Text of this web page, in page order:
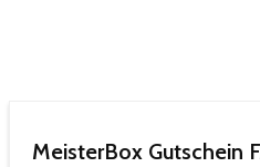
MeisterBox Gutschein